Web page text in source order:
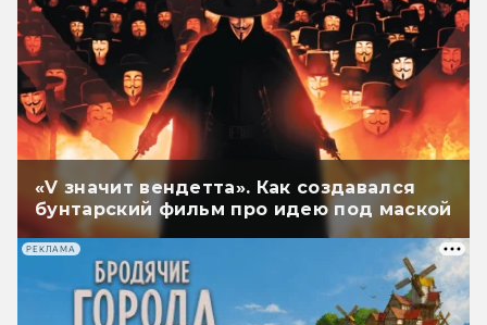
«V значит вендетта». Как создавался
бунтарский фильм про идею под маской
РЕКЛАМА